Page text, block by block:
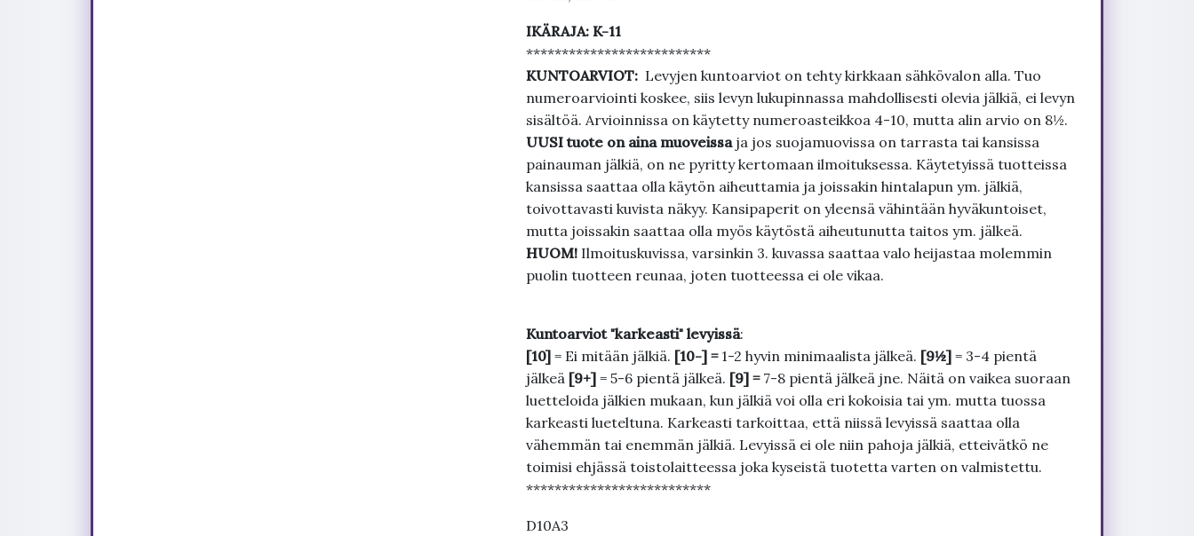
IKÄRAJA: K-11
**************************
KUNTOARVIOT: Levyjen kuntoarviot on tehty kirkkaan sähkövalon alla. Tuo
numeroarviointi koskee, siis levyn lukupinnassa mahdollisesti olevia jälkiä, ei levyn
sisältöä. Arvioinnissa on käytetty numeroasteikkoa 4-10, mutta alin arvio on 8½.
UUSI tuote on aina muoveissa ja jos suojamuovissa on tarrasta tai kansissa
painauman jälkiä, on ne pyritty kertomaan ilmoituksessa. Käytetyissä tuotteissa
kansissa saattaa olla käytön aiheuttamia ja joissakin hintalapun ym. jälkiä,
toivottavasti kuvista näkyy. Kansipaperit on yleensä vähintään hyväkuntoiset,
mutta joissakin saattaa olla myös käytöstä aiheutunutta taitos ym. jälkeä.
HUOM!Ilmoituskuvissa, varsinkin 3. kuvassa saattaa valo heijastaa molemmin
puolin tuotteen reunaa, joten tuotteessa ei ole vikaa.
Kuntoarviot "karkeasti" levyissä:
[10]= Ei mitään jälkiä. [10-] = 1-2 hyvin minimaalista jälkeä. [9½]= 3-4 pientä
jälkeä [9+]= 5-6 pientä jälkeä. [9] = 7-8 pientä jälkeä jne. Näitä on vaikea suoraan
luetteloida jälkien mukaan, kun jälkiä voi olla eri kokoisia tai ym. mutta tuossa
karkeasti lueteltuna. Karkeasti tarkoittaa, että niissä levyissä saattaa olla
vähemmän tai enemmän jälkiä. Levyissä ei ole niin pahoja jälkiä, etteivätkö ne
toimisi ehjässä toistolaitteessa joka kyseistä tuotetta varten on valmistettu.
**************************
D10A3